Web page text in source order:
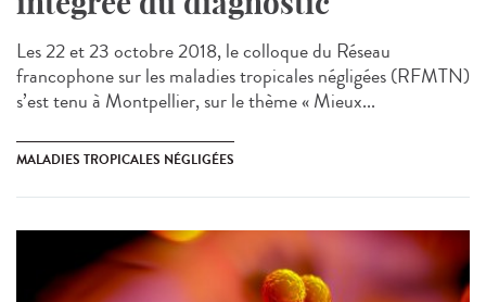
Les 22 et 23 octobre 2018, le colloque du Réseau
francophone sur les maladies tropicales négligées (RFMTN)
s’est tenu à Montpellier, sur le thème « Mieux...
MALADIES TROPICALES NÉGLIGÉES